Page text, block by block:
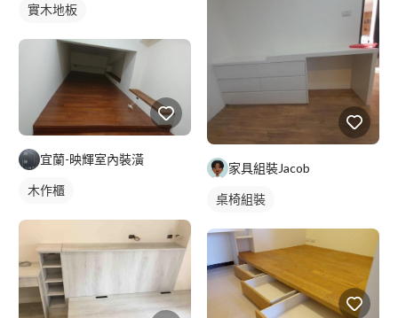
實木地板
宜蘭-映輝室內裝潢
木作櫃
家具組裝Jacob
桌椅組裝